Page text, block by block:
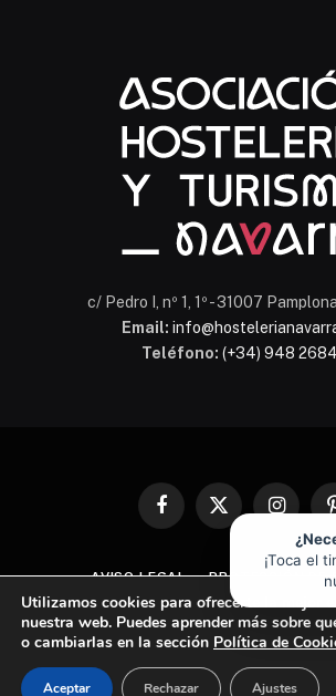
¡Toca el
Chatbot Hostelería
En línea
c/ Pedro I, nº 1, 1º - 31007
Email:
Teléfono: (+34) 948
Facebook
X
(Twitter)
AVISO LEGAL PROTECCIÓN DE
POLÍTICA DE COOKIES
© 2026 Asociación de Hostelería y
Utilizamos cookies para ofrecerte la mejor
nuestra web. Puedes aprender más sobre
o cambiarlas en la sección Política de
Aceptar Rechazar Ajustes